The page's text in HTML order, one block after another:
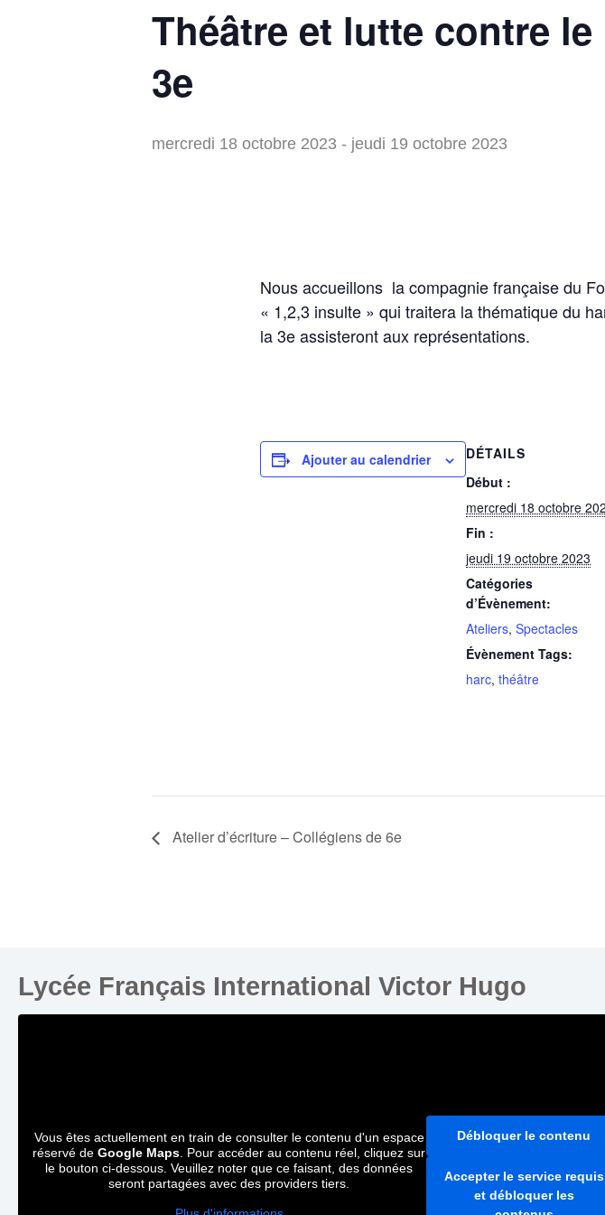
Théâtre et lutte contre
3e
mercredi 18 octobre 2023 - jeudi 19 octobre 2023
Nous accueillons la compagnie française du
« 1,2,3 insulte » qui traitera la thématique du
la 3e assisteront aux représentations.
Ajouter au calendrier
DÉTAILS
Début :
mercredi 18 octobre
Fin :
jeudi 19 octobre 2023
Catégories
d’Évènement:
Ateliers,Spectacles
Évènement Tags:
harc,théâtre
Atelier d’écriture – Collégiens de 6e
Lycée Français International Victor Hugo
Vous êtes actuellement en train de consulter le contenu d'un espace
réservé deGoogle Maps . Pour accéder au contenu réel, cliquez sur
le bouton ci-dessous. Veuillez noter que ce faisant, des données
seront partagées avec des providers tiers.
Débloquer le contenu
Accepter le service requis
et débloquer les